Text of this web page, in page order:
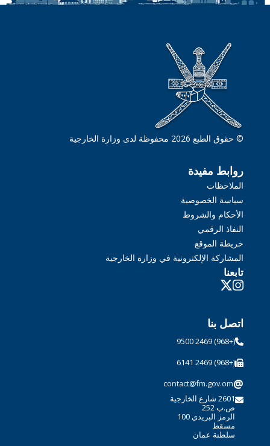
© حقوق الطبع 2026 محفوظة لدى وزارة الخارجية
روابط مفيدة
الملاحظات
سياسة الخصوصية
الأحكام والشروط
النفاذ الرقمي
خريطة الموقع
المشاركة الإلكترونية في وزارة الخارجية
تابعنا
اتصل بنا
(+968) 2469 9500
(+968) 2469 6141
@
contact@fm.gov.om
2601 شارع الخارجية
ص.ب 252
الرمز البريدي 100
مسقط
سلطنة عمان